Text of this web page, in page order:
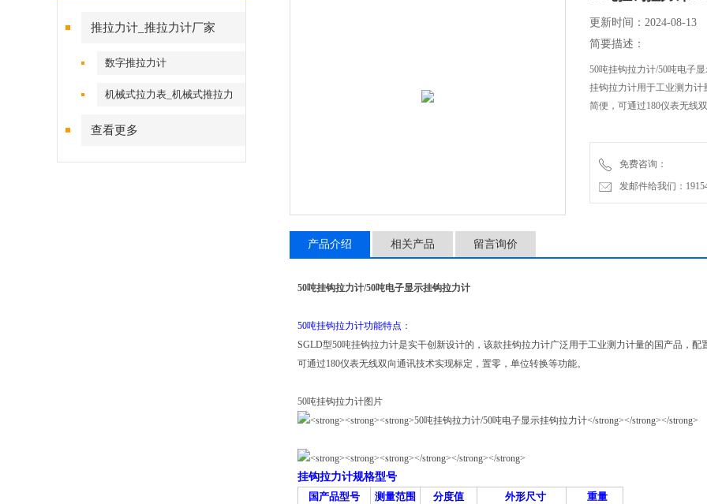
推拉力计_推拉力计厂家
数字推拉力计
机械式拉力表_机械式推拉力
查看更多
更新时间：2024-08-13
简要描述：
50吨挂钩拉力计/50吨电子
挂钩拉力计用于工业测力计
简便，可通过180仪表无线
免费咨询：
发邮件给我们：
产品介绍 相关产品 留言询价
50吨挂钩拉力计/50吨电子显示挂钩拉力计
50吨挂钩拉力计功能特点 ：
SGLD型50吨挂钩拉力计是实干创新设计的，该款挂钩拉力计广泛用于工业测力计量的国产品，配
可通过180仪表无线双向通讯技术实现标定，置零，单位转换等功能。
50吨挂钩拉力计图片
挂钩拉力计规格型号
国产品型号
测量范围
分度值
外形尺寸
重量